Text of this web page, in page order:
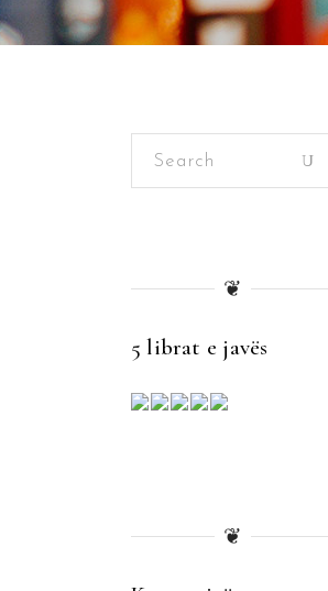
Search
❦
5 librat e javës
❦